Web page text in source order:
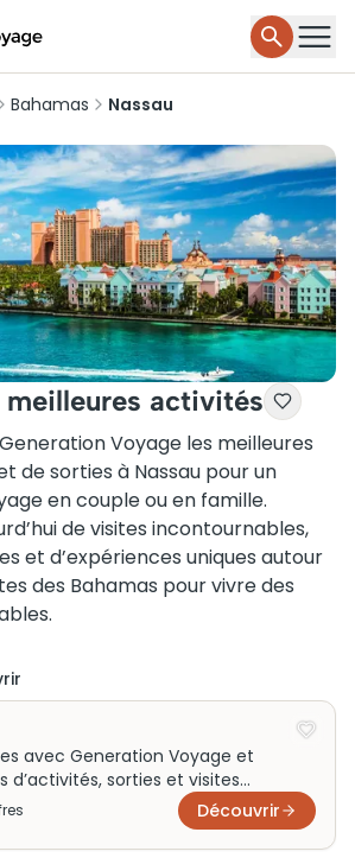
Bahamas Nassau
meilleures activités
Voyage les meilleures
de sorties à Nassau pour un
en couple ou en famille.
de visites incontournables,
et d’expériences uniques autour
des Bahamas pour vivre des
avec Generation Voyage et
d’activités, sorties et visites
en famille, un week-end en
entre amis. Entre plages,
culturelles, vivez des
s Découvrir